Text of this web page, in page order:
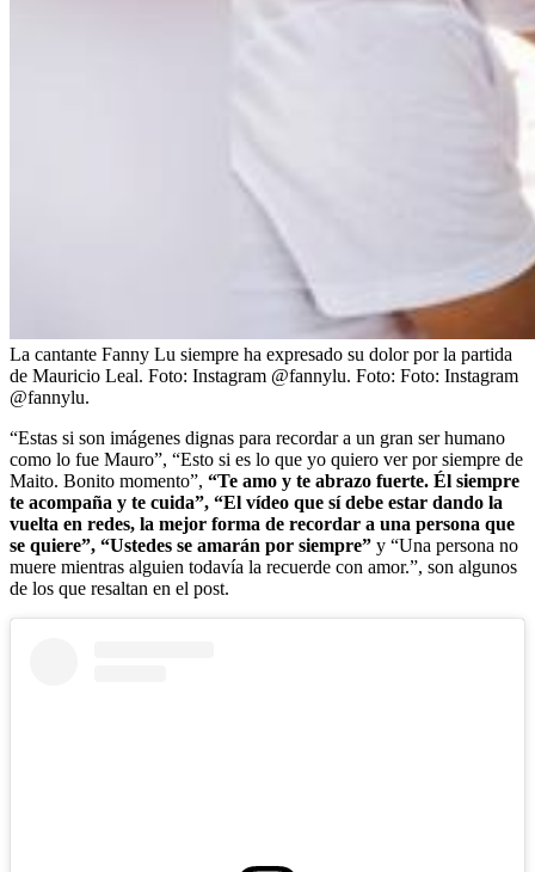
La cantante Fanny Lu siempre ha expresado su dolor por la partida
de Mauricio Leal. Foto: Instagram @fannylu. Foto: Foto: Instagram
@fannylu.
“Estas si son imágenes dignas para recordar a un gran ser humano
como lo fue Mauro”, “Esto si es lo que yo quiero ver por siempre de
Maito. Bonito momento”, “Te amo y te abrazo fuerte. Él siempre
te acompaña y te cuida”, “El vídeo que sí debe estar dando la
vuelta en redes, la mejor forma de recordar a una persona que
se quiere”, “Ustedes se amarán por siempre” y “Una persona no
muere mientras alguien todavía la recuerde con amor.”, son algunos
de los que resaltan en el post.